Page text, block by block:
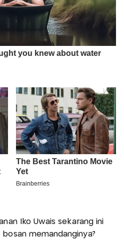
Iko Uwais sekarang ini
memandanginya?